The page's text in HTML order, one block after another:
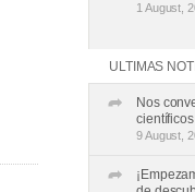
1 August,
ULTIMAS
Nos
científicos
9 August,